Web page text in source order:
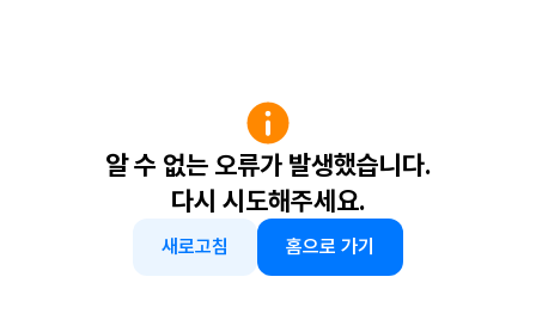
알 수 없는 오류가 발생했습니다.
다시 시도해주세요.
새로고침 홈으로 가기